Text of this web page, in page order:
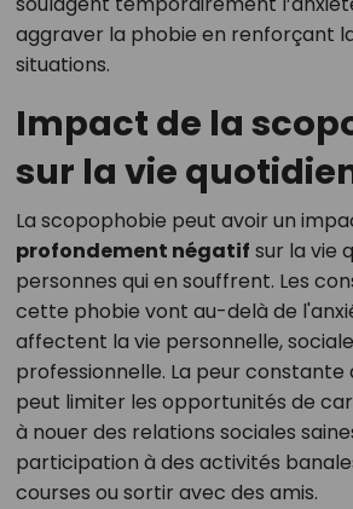
aggraver la phobie en renforçant
situations.
Impact de la
sur la vie
La scopophobie peut avoir un
profondement négatif sur la vie
personnes qui en souffrent. Les
cette phobie vont au-delà de
affectent la vie personnelle,
professionnelle. La peur constante
peut limiter les opportunités de
à nouer des relations sociales
participation à des activités
courses ou sortir avec des amis.